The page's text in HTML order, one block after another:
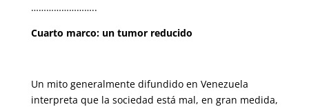
……………………..
Cuarto marco: un tumor reducido
Un mito generalmente difundido en Venezuela
interpreta que la sociedad está mal, en gran medida,